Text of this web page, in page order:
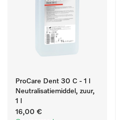
ProCare Dent 30 C - 1 l
Neutralisatiemiddel, zuur,
1 l
16,00 €